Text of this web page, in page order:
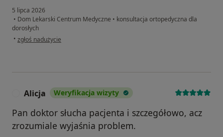
5 lipca 2026
• Dom Lekarski Centrum Medyczne • konsultacja ortopedyczna dla
dorosłych
• w opinii użytkownika MARLENA
zgłoś nadużycie
Alicja Weryfikacja wizyty
Pan doktor słucha pacjenta i szczegółowo, acz
zrozumiale wyjaśnia problem.